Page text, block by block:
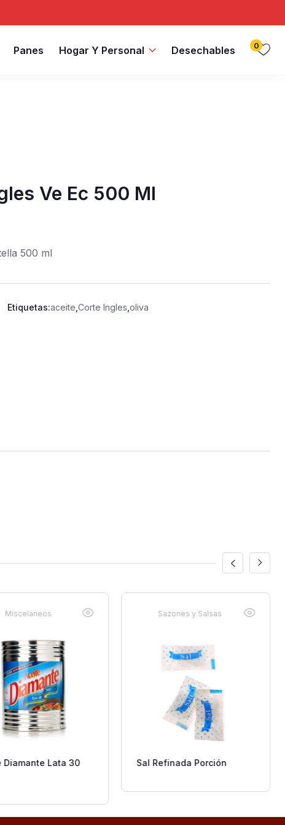
Panes Hogar Y Personal Desechables 0
Ve Ec 500 Ml
500 ml
Etiquetas:aceite ,Corte Ingles ,oliva
Miscelaneos
Diamante Lata 30
Sazones y Salsas
Sal Refinada Porción